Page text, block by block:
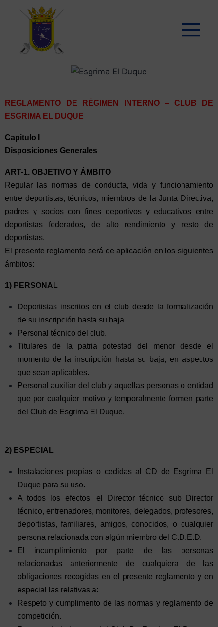
REGLAMENTO DE RÉGIMEN INTERNO – CLUB DE
ESGRIMA EL DUQUE
Capitulo I
Disposiciones Generales
ART-1. OBJETIVO Y ÁMBITO
Regular las normas de conducta, vida y funcionamiento
entre deportistas, técnicos, miembros de la Junta Directiva,
padres y socios con fines deportivos y educativos entre
deportistas federados, de alto rendimiento y resto de
deportistas.
El presente reglamento será de aplicación en los siguientes
ámbitos:
1) PERSONAL
Deportistas inscritos en el club desde la formalización
de su inscripción hasta su baja.
Personal técnico del club.
Titulares de la patria potestad del menor desde el
momento de la inscripción hasta su baja, en aspectos
que sean aplicables.
Personal auxiliar del club y aquellas personas o entidad
que por cualquier motivo y temporalmente formen parte
del Club de Esgrima El Duque.
2) ESPECIAL
Instalaciones propias o cedidas al CD de Esgrima El
Duque para su uso.
A todos los efectos, el Director técnico sub Director
técnico, entrenadores, monitores, delegados, profesores,
deportistas, familiares, amigos, conocidos, o cualquier
persona relacionada con algún miembro del C.D.E.D.
El incumplimiento por parte de las personas
relacionadas anteriormente de cualquiera de las
obligaciones recogidas en el presente reglamento y en
especial las relativas a:
Respeto y cumplimento de las normas y reglamento de
competición.